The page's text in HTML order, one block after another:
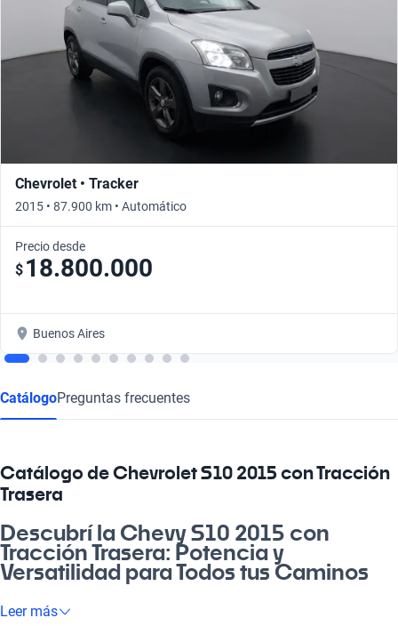
Chevrolet • Tracker
2015 • 87.900 km • Automático
Precio desde
$ 18.800.000
Buenos Aires
CatálogoPreguntas frecuentes
Catálogo de Chevrolet S10 2015 con Tracción
Trasera
Descubrí la Chevy S10 2015 con
Tracción Trasera: Potencia y
Versatilidad para Todos tus Caminos
Si buscás un vehículo que combine robustez y estilo, la
Leer más